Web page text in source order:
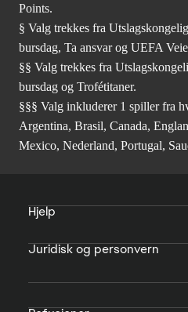
Points.
§ Valg trekkes fra
bursdag, Ta ansvar og UEFA
§§ Valg trekkes fra
bursdag og Trofétitaner.
§§§ Valg inkluderer 1 spiller fra
Argentina, Brasil, Canada,
Mexico, Nederland, Portugal,
Hjelp
Juridisk og personvern